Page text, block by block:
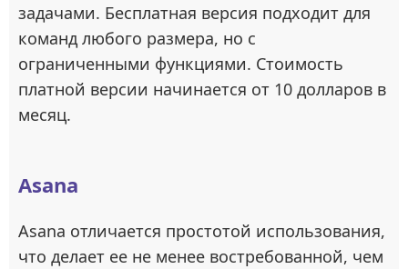
задачами. Бесплатная версия подходит для
команд любого размера, но с
ограниченными функциями. Стоимость
платной версии начинается от 10 долларов в
месяц.
Asana
Asana отличается простотой использования,
что делает ее не менее востребованной, чем